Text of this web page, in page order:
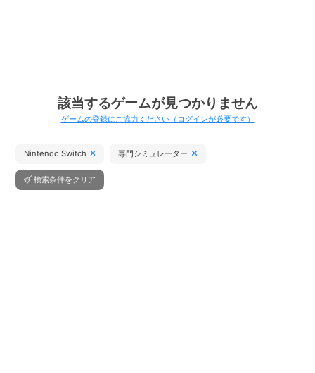
該当するゲームが見つかりません
ゲームの登録にご協力ください（ログインが必要です）
Nintendo Switch 専門シミュレーター
検索条件をクリア